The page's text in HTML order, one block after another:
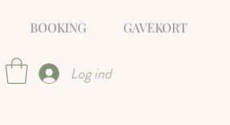
BOOKING GAVEKORT
Log ind